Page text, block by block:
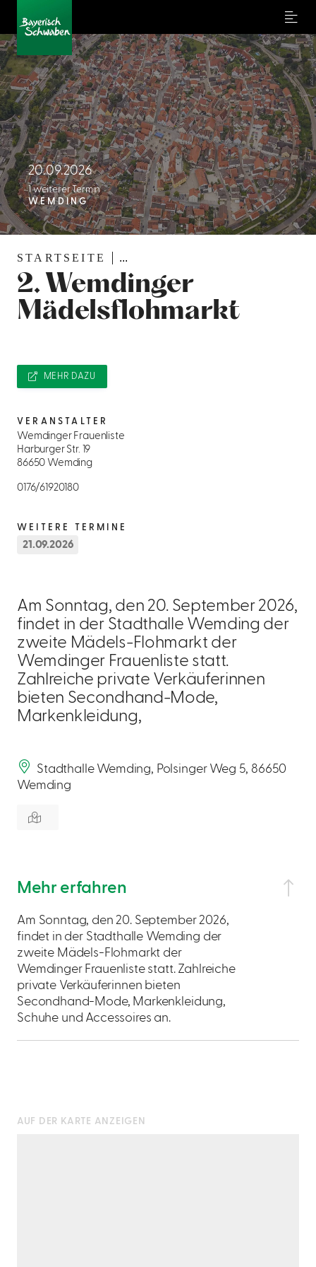
Menu
STARTSEITE ...
2. Wemdinger
Mädelsflohmarkt
20.09.2026
1 weiterer Termin
WEMDING
Am Sonntag, den 20. September 2026,
findet in der Stadthalle Wemding der
zweite Mädels-Flohmarkt der
Wemdinger Frauenliste statt.
Zahlreiche private Verkäuferinnen
bieten Secondhand-Mode,
Markenkleidung,
Stadthalle Wemding, Polsinger Weg 5, 86650
Wemding
Mehr erfahren
Am Sonntag, den 20. September 2026,
findet in der Stadthalle Wemding der
zweite Mädels-Flohmarkt der
Wemdinger Frauenliste statt. Zahlreiche
private Verkäuferinnen bieten
Secondhand-Mode, Markenkleidung,
Schuhe und Accessoires an.
MEHR DAZU
VERANSTALTER
Wemdinger Frauenliste
Harburger Str. 19
86650 Wemding
0176/61920180
WEITERE TERMINE
21.09.2026
AUF DER KARTE ANZEIGEN